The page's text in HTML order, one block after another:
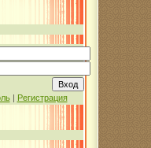
| Регистрация